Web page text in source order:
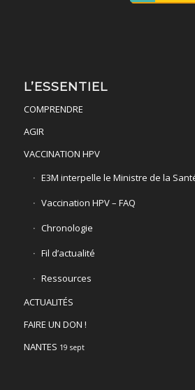
L’ESSENTIEL
COMPRENDRE
AGIR
VACCINATION HPV
E3M interpelle le Ministre de la
Vaccination HPV – FAQ
Chronologie
Fil d’actualité
Ressources
ACTUALITÉS
FAIRE UN DON !
NANTES 19 sept